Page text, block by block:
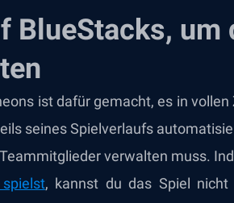
BlueStacks, um
ist dafür gemacht, es in
seines Spielverlaufs
verwalten muss.
, kannst du das Spiel